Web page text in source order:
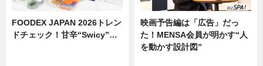
FOODEX JAPAN 2026トレン
ドチェック！甘辛“Swicy”…
映画予告編は「広告」だっ
た！MENSA会員が明かす“人
を動かす設計図”